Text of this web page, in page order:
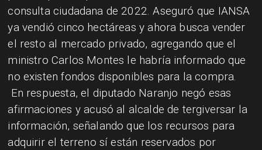
consulta ciudadana de 2022. Aseguró que IANSA
ya vendió cinco hectáreas y ahora busca vender
el resto al mercado privado, agregando que el
ministro Carlos Montes le habría informado que
no existen fondos disponibles para la compra.
En respuesta, el diputado Naranjo negó esas
afirmaciones y acusó al alcalde de tergiversar la
información, señalando que los recursos para
adquirir el terreno sí están reservados por